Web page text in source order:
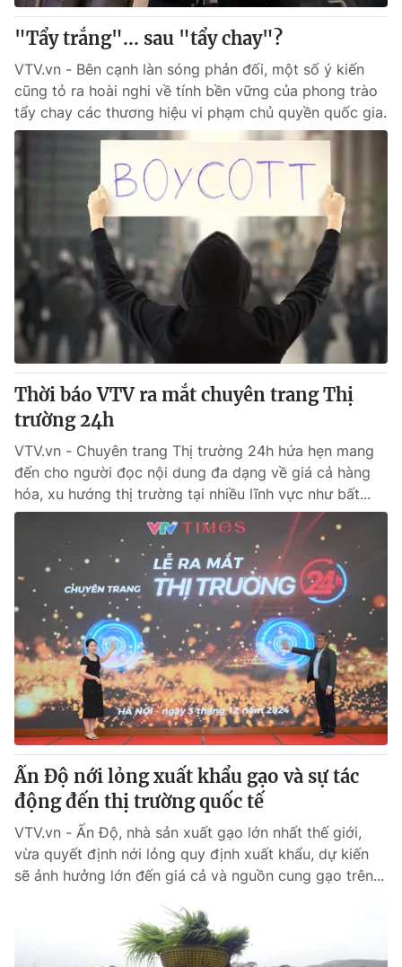
Câu chuyện quốc tế
Thị trường
Góc doanh nghiệp
Dữ liệu và đời sống
Truyền hình
Phim VTV
Hậu trường
Giải sao mai
Giải trí
Điện ảnh
Âm nhạc
Đời sống
Làm đẹp
Chất lượng cuộc sống
Tuyển sinh
Học trực tuyến
Công nghệ
Hitech Công nghệ tương lai
Sản phẩm
Thị trường
Tư vấn
Giao lưu trực tuyến
Lịch phát sóng
Chuyên mục khác
Emagazine Podcast
Infographic
Video Shorts video
VTV Money VTV Thể thao
VTV Sức khoẻ Bất động sản
Thị trường 24h Tấm lòng Việt
VTV4 Vươn mình bằng AI
VTV9 VTV8
"Tẩy trắng"... sau "tẩy chay"?
VTV.vn - Bên cạnh làn sóng phản đối, một số ý kiến
cũng tỏ ra hoài nghi về tính bền vững của phong trào
tẩy chay các thương hiệu vi phạm chủ quyền quốc gia.
Thời báo VTV ra mắt chuyên trang Thị
trường 24h
VTV.vn - Chuyên trang Thị trường 24h hứa hẹn mang
đến cho người đọc nội dung đa dạng về giá cả hàng
hóa, xu hướng thị trường tại nhiều lĩnh vực như bất...
Ấn Độ nới lỏng xuất khẩu gạo và sự tác
động đến thị trường quốc tế
VTV.vn - Ấn Độ, nhà sản xuất gạo lớn nhất thế giới,
vừa quyết định nới lỏng quy định xuất khẩu, dự kiến
sẽ ảnh hưởng lớn đến giá cả và nguồn cung gạo trên...